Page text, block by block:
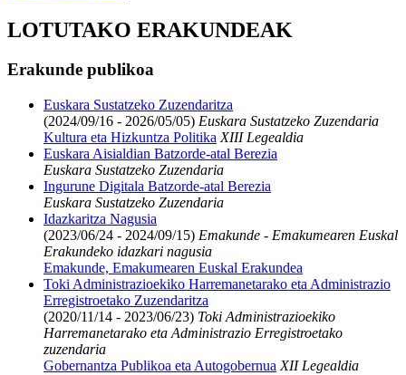
LOTUTAKO ERAKUNDEAK
Erakunde publikoa
Euskara Sustatzeko Zuzendaritza
(2024/09/16 - 2026/05/05) Euskara Sustatzeko Zuzendaria
Kultura eta Hizkuntza Politika XIII Legealdia
Euskara Aisialdian Batzorde-atal Berezia
Euskara Sustatzeko Zuzendaria
Ingurune Digitala Batzorde-atal Berezia
Euskara Sustatzeko Zuzendaria
Idazkaritza Nagusia
(2023/06/24 - 2024/09/15) Emakunde - Emakumearen Euskal
Erakundeko idazkari nagusia
Emakunde, Emakumearen Euskal Erakundea
Toki Administrazioekiko Harremanetarako eta Administrazio
Erregistroetako Zuzendaritza
(2020/11/14 - 2023/06/23) Toki Administrazioekiko
Harremanetarako eta Administrazio Erregistroetako
zuzendaria
Gobernantza Publikoa eta Autogobernua XII Legealdia